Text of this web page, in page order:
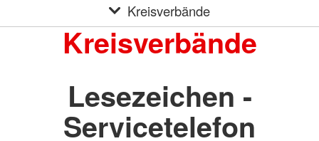
Kreisverbände
Kreisverbände
Lesezeichen -
Servicetelefon